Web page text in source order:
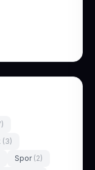
(3)
Spor (2)